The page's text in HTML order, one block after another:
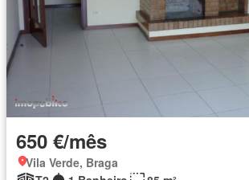
650 €/mês
Vila Verde, Braga